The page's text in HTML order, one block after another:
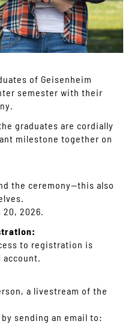
of Geisenheim
semester with their
graduates are cordially
milestone together on
the ceremony—this also
2026.
to registration is
account.
a livestream of the
sending an email to: